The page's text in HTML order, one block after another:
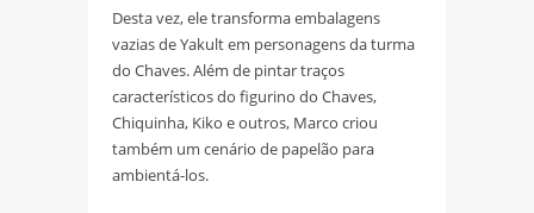
Desta vez, ele transforma embalagens
vazias de Yakult em personagens da turma
do Chaves. Além de pintar traços
característicos do figurino do Chaves,
Chiquinha, Kiko e outros, Marco criou
também um cenário de papelão para
ambientá-los.